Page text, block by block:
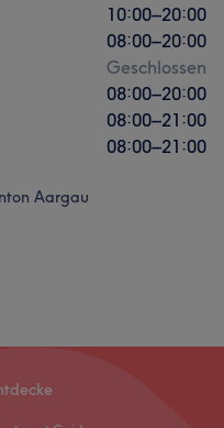
10:00–20:00
08:00–20:00
Geschlossen
08:00–20:00
08:00–21:00
08:00–21:00
Aargau